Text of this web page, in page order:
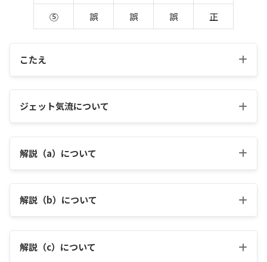
⑤
誤 誤 誤 正
こたえ
ジェット気流について
・風速が 100m/s を超えることもある西風
解説（a）について
解説（b）について
解説（c）について